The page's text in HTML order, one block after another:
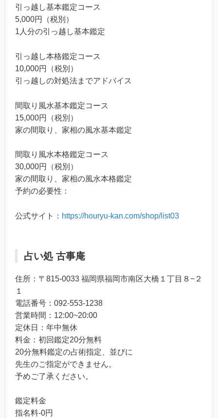
引っ越し基本鑑定コース
5,000円（税別）
1人分の引っ越し基本鑑定
引っ越し本格鑑定コース
10,000円（税別）
引っ越しの対処法までアドバイス
間取り風水基本鑑定コース
15,000円（税別）
家の間取り、家相の風水基本鑑定
間取り風水本格鑑定コース
30,000円（税別）
家の間取り、家相の風水本格鑑定
予約の必要性：
公式サイト： https://houryu-kan.com/shop/list03
占い処 古事庵
住所：〒815-0033 福岡県福岡市南区大橋１丁目８−２
１
電話番号：092-553-1238
営業時間：12:00~20:00
定休日：年中無休
料金：初回鑑定20分無料
20分無料鑑定の占術指定、並びに
先生のご指定ができません。
予めご了承ください。
鑑定料金
指名料-0円